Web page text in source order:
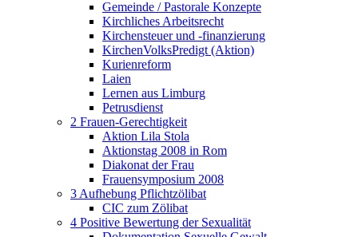
Gemeinde / Pastorale Konzepte
Kirchliches Arbeitsrecht
Kirchensteuer und -finanzierung
KirchenVolksPredigt (Aktion)
Kurienreform
Laien
Lernen aus Limburg
Petrusdienst
2 Frauen-Gerechtigkeit
Aktion Lila Stola
Aktionstag 2008 in Rom
Diakonat der Frau
Frauensymposium 2008
3 Aufhebung Pflichtzölibat
CIC zum Zölibat
4 Positive Bewertung der Sexualität